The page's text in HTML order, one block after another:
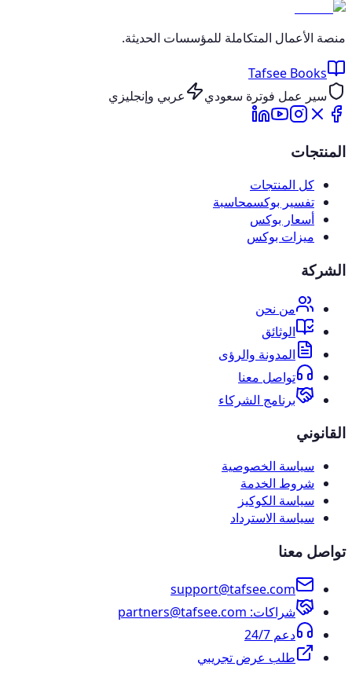
منصة الأعمال المتكاملة للمؤسسات الحديثة.
Tafsee Books
سير عمل فوترة سعودي
عربي وإنجليزي
المنتجات
كل المنتجات
تفسير بوكسمحاسبة
أسعار بوكس
ميزات بوكس
الشركة
من نحن
الوثائق
المدونة والرؤى
تواصل معنا
برنامج الشركاء
القانوني
سياسة الخصوصية
شروط الخدمة
سياسة الكوكيز
سياسة الاسترداد
تواصل معنا
support@tafsee.com
شراكات: partners@tafsee.com
دعم 24/7
طلب عرض تجريبي